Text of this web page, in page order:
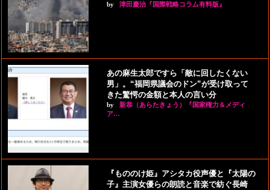
by 津田慶治『国際戦略コラム有料版』
あの麻生太郎ですら「敵に回したくない
男」。“福岡県議会のドン”が受け取って
きた驚愕の金額と本人の言い分
by
新恭（あらたきょう）『国家権力＆メディ
ア…
『もののけ姫』アシタカ役声優と『太陽の
子』主演女優らの朗読と音楽で紡ぐ長崎